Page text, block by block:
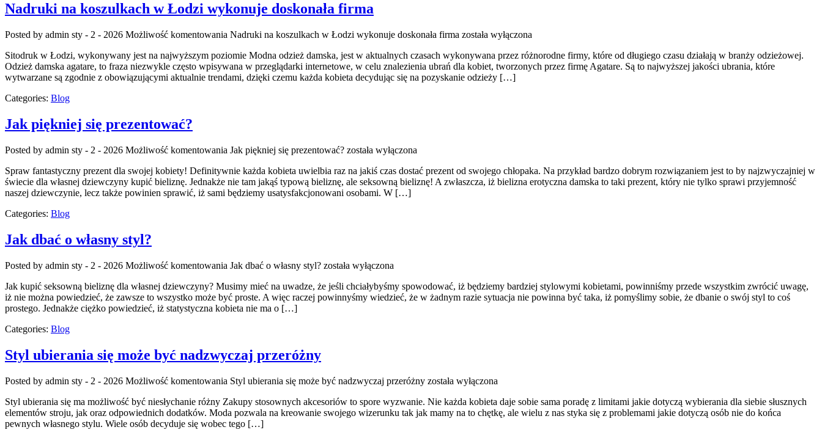
Nadruki na koszulkach w Łodzi wykonuje doskonała firma
Posted by admin sty - 2 - 2026 Możliwość komentowania Nadruki na koszulkach w Łodzi wykonuje doskonała firma została wyłączona
Sitodruk w Łodzi, wykonywany jest na najwyższym poziomie Modna odzież damska, jest w aktualnych czasach wykonywana przez różnorodne firmy, które od długiego czasu działają w branży odzieżowej.
Odzież damska agatare, to fraza niezwykle często wpisywana w przeglądarki internetowe, w celu znalezienia ubrań dla kobiet, tworzonych przez firmę Agatare. Są to najwyższej jakości ubrania, które
wytwarzane są zgodnie z obowiązującymi aktualnie trendami, dzięki czemu każda kobieta decydując się na pozyskanie odzieży […]
Categories: Blog
Jak piękniej się prezentować?
Posted by admin sty - 2 - 2026 Możliwość komentowania Jak piękniej się prezentować? została wyłączona
Spraw fantastyczny prezent dla swojej kobiety! Definitywnie każda kobieta uwielbia raz na jakiś czas dostać prezent od swojego chłopaka. Na przykład bardzo dobrym rozwiązaniem jest to by najzwyczajniej w
świecie dla własnej dziewczyny kupić bieliznę. Jednakże nie tam jakąś typową bieliznę, ale seksowną bieliznę! A zwłaszcza, iż bielizna erotyczna damska to taki prezent, który nie tylko sprawi przyjemność
naszej dziewczynie, lecz także powinien sprawić, iż sami będziemy usatysfakcjonowani osobami. W […]
Categories: Blog
Jak dbać o własny styl?
Posted by admin sty - 2 - 2026 Możliwość komentowania Jak dbać o własny styl? została wyłączona
Jak kupić seksowną bieliznę dla własnej dziewczyny? Musimy mieć na uwadze, że jeśli chciałybyśmy spowodować, iż będziemy bardziej stylowymi kobietami, powinniśmy przede wszystkim zwrócić uwagę,
iż nie można powiedzieć, że zawsze to wszystko może być proste. A więc raczej powinnyśmy wiedzieć, że w żadnym razie sytuacja nie powinna być taka, iż pomyślimy sobie, że dbanie o swój styl to coś
prostego. Jednakże ciężko powiedzieć, iż statystyczna kobieta nie ma o […]
Categories: Blog
Styl ubierania się może być nadzwyczaj przeróżny
Posted by admin sty - 2 - 2026 Możliwość komentowania Styl ubierania się może być nadzwyczaj przeróżny została wyłączona
Styl ubierania się ma możliwość być niesłychanie różny Zakupy stosownych akcesoriów to spore wyzwanie. Nie każda kobieta daje sobie sama poradę z limitami jakie dotyczą wybierania dla siebie słusznych
elementów stroju, jak oraz odpowiednich dodatków. Moda pozwala na kreowanie swojego wizerunku tak jak mamy na to chętkę, ale wielu z nas styka się z problemami jakie dotyczą osób nie do końca
pewnych własnego stylu. Wiele osób decyduje się wobec tego […]